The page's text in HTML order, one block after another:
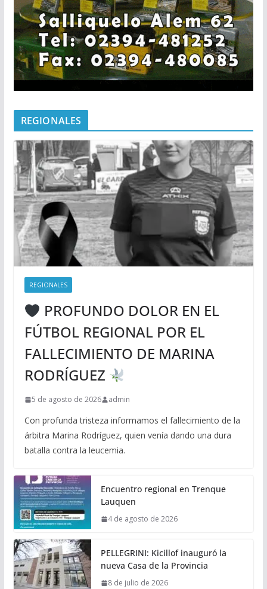
REGIONALES
REGIONALES
PROFUNDO DOLOR EN EL
FÚTBOL REGIONAL POR EL
FALLECIMIENTO DE MARINA
RODRÍGUEZ
5 de agosto de 2026 admin
Con profunda tristeza informamos el fallecimiento de la
árbitra Marina Rodríguez, quien venía dando una dura
batalla contra la leucemia.
Encuentro regional en Trenque
Lauquen
4 de agosto de 2026
PELLEGRINI: Kicillof inauguró la
nueva Casa de la Provincia
8 de julio de 2026